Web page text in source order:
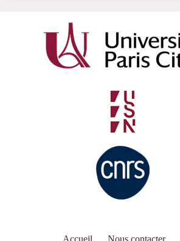
Accueil Nous contacter